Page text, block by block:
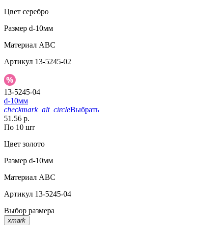
Цвет серебро
Размер d-10мм
Материал АВС
Артикул 13-5245-02
13-5245-04
d-10мм
checkmark_alt_circleВыбрать
51.56 р.
По 10 шт
Цвет золото
Размер d-10мм
Материал АВС
Артикул 13-5245-04
Выбор размера
xmark